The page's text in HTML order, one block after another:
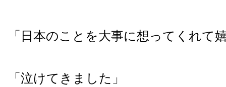
「日本のことを大事に想ってくれて
「泣けてきました」